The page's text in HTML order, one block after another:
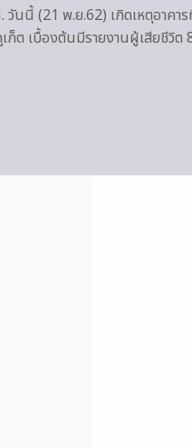
วันนี้ (21 พ.ย.62) เกิดเหตุอาค
ก็ต เบื้องต้นมีรายงานผู้เสียชีวิต